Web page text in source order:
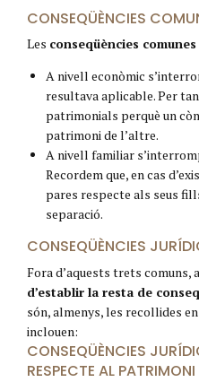
CONSEQÜÈNCIES
Les conseqüències
A nivell econòmic
resultava aplicable. Per
patrimonials perquè un
patrimoni de l’altre.
A nivell familiar
Recordem que, en cas
pares respecte als seus
separació.
CONSEQÜÈNCIES
Fora d’aquests trets comuns,
d’establir la resta de
són, almenys, les recollides
inclouen:
CONSEQÜÈNCIES
RESPECTE AL